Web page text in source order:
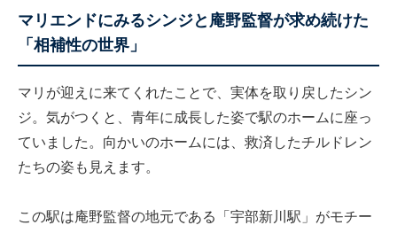
マリエンドにみるシンジと庵野監督が求め続けた
「相補性の世界」
マリが迎えに来てくれたことで、実体を取り戻したシン
ジ。気がつくと、青年に成長した姿で駅のホームに座っ
ていました。向かいのホームには、救済したチルドレン
たちの姿も見えます。
この駅は庵野監督の地元である「宇部新川駅」がモチー